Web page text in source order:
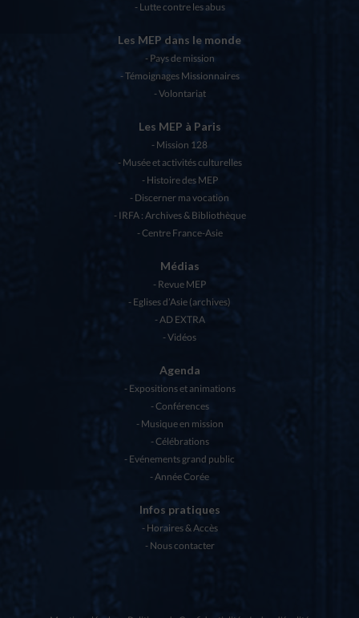
Lutte contre les abus
Les MEP dans le monde
Pays de mission
Témoignages Missionnaires
Volontariat
Les MEP à Paris
Mission 128
Musée et activités culturelles
Histoire des MEP
Discerner ma vocation
IRFA : Archives & Bibliothèque
Centre France-Asie
Médias
Revue MEP
Eglises d’Asie (archives)
AD EXTRA
Vidéos
Agenda
Expositions et animations
Conférences
Musique en mission
Célébrations
Evénements grand public
Année Corée
Infos pratiques
Horaires & Accès
Nous contacter